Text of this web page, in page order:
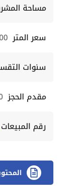
مساحة
سعر المتر
سنوات
مقدم الحجز
رقم المبيعات